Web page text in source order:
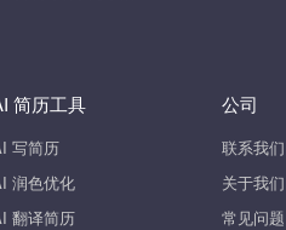
简历工具
写简历
润色优化
翻译简历
公司
联系我们
关于我们
常见问题